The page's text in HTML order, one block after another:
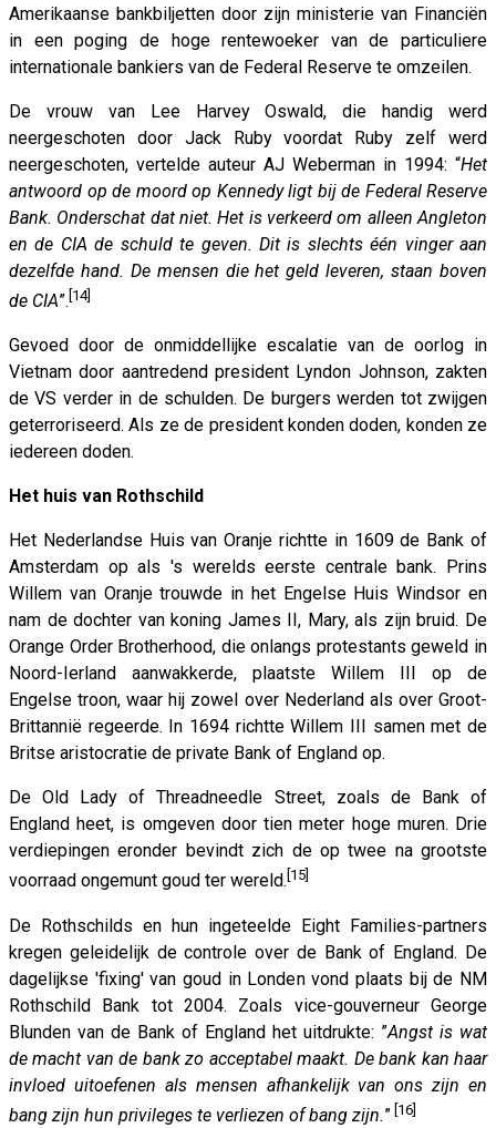
Amerikaanse bankbiljetten door zijn ministerie van Financiën
in een poging de hoge rentewoeker van de particuliere
internationale bankiers van de Federal Reserve te omzeilen.
De vrouw van Lee Harvey Oswald, die handig werd
neergeschoten door Jack Ruby voordat Ruby zelf werd
neergeschoten, vertelde auteur AJ Weberman in 1994: “Het
antwoord op de moord op Kennedy ligt bij de Federal Reserve
Bank. Onderschat dat niet.Het is verkeerd om alleen Angleton
en de CIA de schuld te geven. Dit is slechts één vinger aan
dezelfde hand. De mensen die het geld leveren, staan ​​boven
de CIA”. [14]
Gevoed door de onmiddellijke escalatie van de oorlog in
Vietnam door aantredend president Lyndon Johnson, zakten
de VS verder in de schulden. De burgers werden tot zwijgen
geterroriseerd. Als ze de president konden doden, konden ze
iedereen doden.
Het huis van Rothschild
Het Nederlandse Huis van Oranje richtte in 1609 de Bank of
Amsterdam op als 's werelds eerste centrale bank. Prins
Willem van Oranje trouwde in het Engelse Huis Windsor en
nam de dochter van koning James II, Mary, als zijn bruid. De
Orange Order Brotherhood, die onlangs protestants geweld in
Noord-Ierland aanwakkerde, plaatste Willem III op de
Engelse troon, waar hij zowel over Nederland als over Groot-
Brittannië regeerde. In 1694 richtte Willem III samen met de
Britse aristocratie de private Bank of England op.
De Old Lady of Threadneedle Street, zoals de Bank of
England heet, is omgeven door tien meter hoge muren. Drie
verdiepingen eronder bevindt zich de op twee na grootste
voorraad ongemunt goud ter wereld. [15]
De Rothschilds en hun ingeteelde Eight Families-partners
kregen geleidelijk de controle over de Bank of England. De
dagelijkse 'fixing' van goud in Londen vond plaats bij de NM
Rothschild Bank tot 2004. Zoals vice-gouverneur George
Blunden van de Bank of England het uitdrukte: ”Angst is wat
de macht van de bank zo acceptabel maakt. De bank kan haar
invloed uitoefenen als mensen afhankelijk van ons zijn en
bang zijn hun privileges te verliezen of bang zijn.” [16]